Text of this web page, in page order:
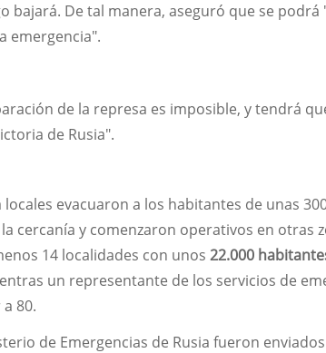
bajará. De tal manera, aseguró que se podrá
emergencia".
de la represa es imposible, y tendrá
de Rusia".
evacuaron a los habitantes de unas
cercanía y comenzaron operativos en otras
14 localidades con unos22.000
un representante de los servicios de
80.
de Emergencias de Rusia fueron